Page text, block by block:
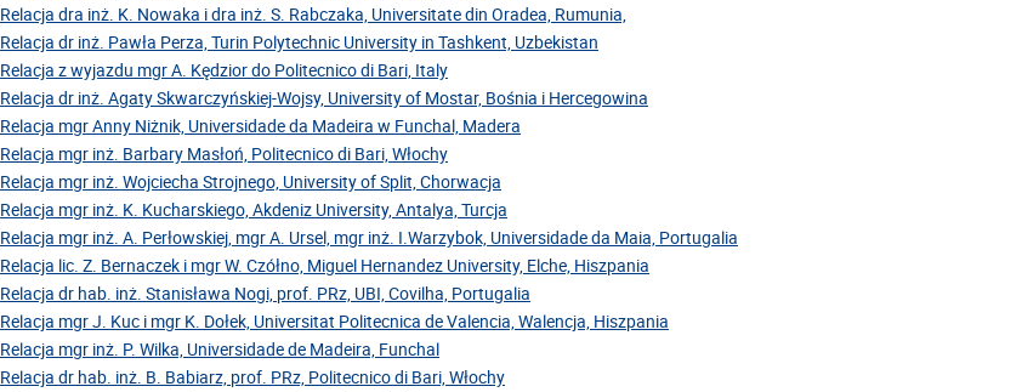
Relacja dra inż. K. Nowaka i dra inż. S. Rabczaka, Universitate din Oradea, Rumunia,
Relacja dr inż. Pawła Perza, Turin Polytechnic University in Tashkent, Uzbekistan
Relacja z wyjazdu mgr A. Kędzior do Politecnico di Bari, Italy
Relacja dr inż. Agaty Skwarczyńskiej-Wojsy, University of Mostar, Bośnia i Hercegowina
Relacja mgr Anny Niżnik, Universidade da Madeira w Funchal, Madera
Relacja mgr inż. Barbary Masłoń, Politecnico di Bari, Włochy
Relacja mgr inż. Wojciecha Strojnego, University of Split, Chorwacja
Relacja mgr inż. K. Kucharskiego, Akdeniz University, Antalya, Turcja
Relacja mgr inż. A. Perłowskiej, mgr A. Ursel, mgr inż. I.Warzybok, Universidade da Maia, Portugalia
Relacja lic. Z. Bernaczek i mgr W. Czółno, Miguel Hernandez University, Elche, Hiszpania
Relacja dr hab. inż. Stanisława Nogi, prof. PRz, UBI, Covilha, Portugalia
Relacja mgr J. Kuc i mgr K. Dołek, Universitat Politecnica de Valencia, Walencja, Hiszpania
Relacja mgr inż. P. Wilka, Universidade de Madeira, Funchal
Relacja dr hab. inż. B. Babiarz, prof. PRz, Politecnico di Bari, Włochy